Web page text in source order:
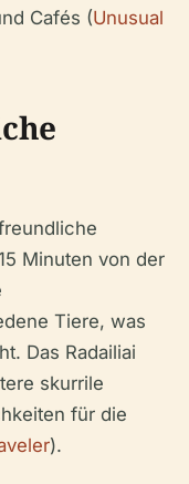
Cafés (Unusual
Minuten von der
Tiere, was
Das Radailiai
skurrile
für die
).